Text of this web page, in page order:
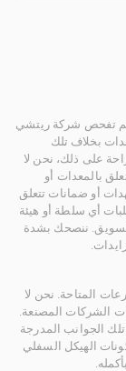
تفحص شركة ريتشي
بخلاف تلك
على ذلك، نحن لا
بالمعدات أو
أو ضمانات تتعلق
أي سلطة أو هيئة
ننصحك بشدة
المتاحة. نحن لا
الشركات المصنعة.
الجوانب المدرجة
الهيكل السفلي